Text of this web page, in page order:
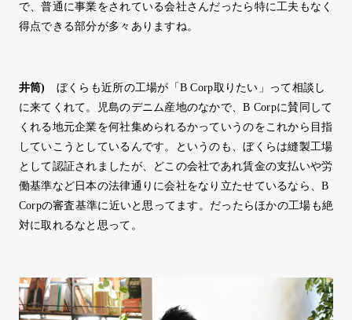
で、普通に事業をされている会社さんだったら特に工夫もなく
得点できる部分が多々ありますね。
井筒)
ぼくらも近所の工場が「B Corp取りたい」って相談し
に来てくれて。児島のデニム産地のなかで、B Corpに賛同して
くれる地元企業を何社集められるかっていうのをこれから目指
していこうとしているんです。というのも、ぼくらは縫製工場
として認証されましたが、どこの会社であれ賃金の支払いや労
働基準など日本の法律通りに会社をなり立たせているなら、B
Corpの審査基準に近いと思ってます。だったらほかの工場も絶
対に取れるなと思って。